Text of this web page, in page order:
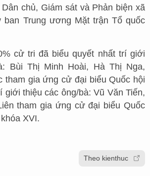
chủ, Giám sát và Phản biện xã
ban Trung ương Mặt trận Tổ quốc
cử tri đã biểu quyết nhất trí giới
Bùi Thị Minh Hoài, Hà Thị Nga,
tham gia ứng cử đại biểu Quốc hội
giới thiệu các ông/bà: Vũ Văn Tiến,
tham gia ứng cử đại biểu Quốc
XVI.
Theo kienthuc